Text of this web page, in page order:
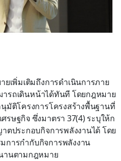
ยเพิ่มเติมถึงการดำเนินการภาย
ารถเดินหน้าได้ทันที โดยกฎหมาย
มัติโครงการโครงสร้างพื้นฐานที่
รษฐกิจ ซึ่งมาตรา 37(4) ระบุให้ก
ตประกอบกิจการพลังงานได้ โดย
การกำกับกิจการพลังงาน
านตามกฎหมาย